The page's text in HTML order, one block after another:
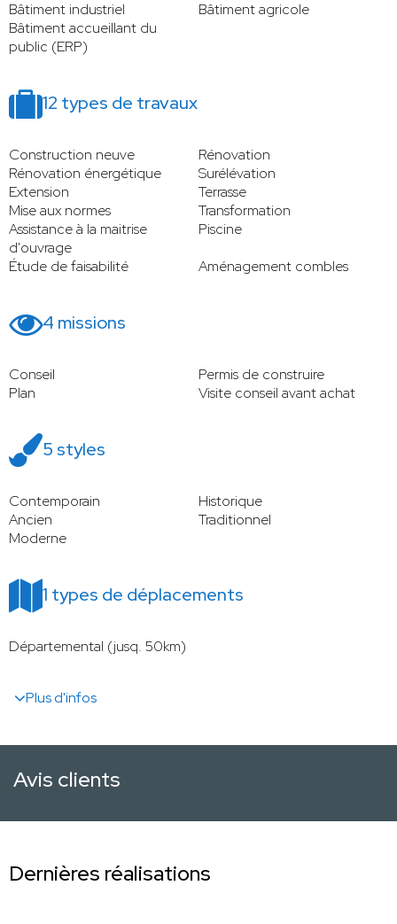
Bâtiment industriel
Bâtiment agricole
Bâtiment accueillant du
public (ERP)
12 types de travaux
Construction neuve
Rénovation
Rénovation énergétique
Surélévation
Extension
Terrasse
Mise aux normes
Transformation
Assistance à la maitrise
d'ouvrage
Piscine
Étude de faisabilité
Aménagement combles
4 missions
Conseil
Permis de construire
Plan
Visite conseil avant achat
5 styles
Contemporain
Historique
Ancien
Traditionnel
Moderne
1 types de déplacements
Départemental (jusq. 50km)
Plus d'infos
Avis clients
Dernières réalisations